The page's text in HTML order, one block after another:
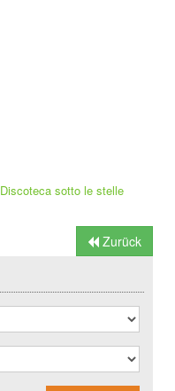
Discoteca sotto le stelle
Zurück